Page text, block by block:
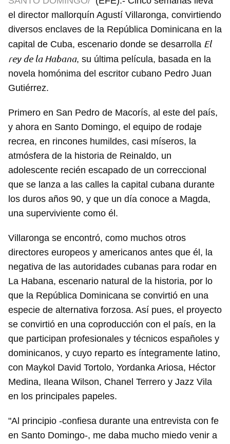
el director mallorquín Agustí Villaronga, convirtiendo
diversos enclaves de la República Dominicana en la
capital de Cuba, escenario donde se desarrolla El
rey de la Habana, su última película, basada en la
novela homónima del escritor cubano Pedro Juan
Gutiérrez.
Primero en San Pedro de Macorís, al este del país,
y ahora en Santo Domingo, el equipo de rodaje
recrea, en rincones humildes, casi míseros, la
atmósfera de la historia de Reinaldo, un
adolescente recién escapado de un correccional
que se lanza a las calles la capital cubana durante
los duros años 90, y que un día conoce a Magda,
una superviviente como él.
Villaronga se encontró, como muchos otros
directores europeos y americanos antes que él, la
negativa de las autoridades cubanas para rodar en
La Habana, escenario natural de la historia, por lo
que la República Dominicana se convirtió en una
especie de alternativa forzosa. Así pues, el proyecto
se convirtió en una coproducción con el país, en la
que participan profesionales y técnicos españoles y
dominicanos, y cuyo reparto es íntegramente latino,
con Maykol David Tortolo, Yordanka Ariosa, Héctor
Medina, Ileana Wilson, Chanel Terrero y Jazz Vila
en los principales papeles.
"Al principio -confiesa durante una entrevista con fe
en Santo Domingo-, me daba mucho miedo venir a